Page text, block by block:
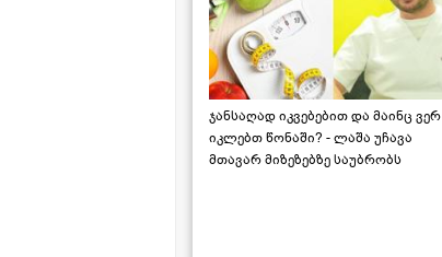
ჯანსაღად იკვებებით და მაინც ვერ
იკლებთ წონაში? - ლაშა უჩავა
მთავარ მიზეზებზე საუბრობს